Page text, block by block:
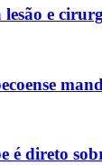
e
é direto